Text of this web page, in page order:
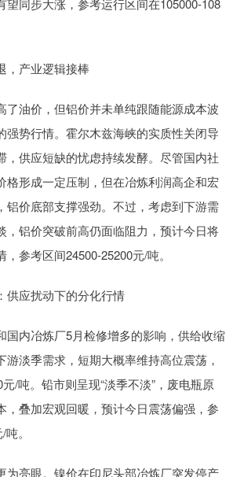
望同步大涨，参考运行区间在105000-108
产业逻辑接棒
油价，但铝价并未单纯跟随能源成本波
强势行情。霍尔木兹海峡的实质性关闭导
，供应短缺的忧虑持续发酵。尽管国内社
格形成一定压制，但在冶炼利润高企和宏
铝价底部支撑强劲。不过，考虑到下游需
，铝价突破前高仍面临阻力，预计今日将
参考区间24500-25200元/吨。
应扰动下的分化行情
内冶炼厂5月检修增多的影响，供给收缩
淡季需求，短期大概率维持高位震荡，
/吨。铅市则呈现“淡季不淡”，废电瓶原
，叠加宏观回暖，预计今日震荡偏强，参
。
亮眼。镍价在印尼头部冶炼厂突发停产